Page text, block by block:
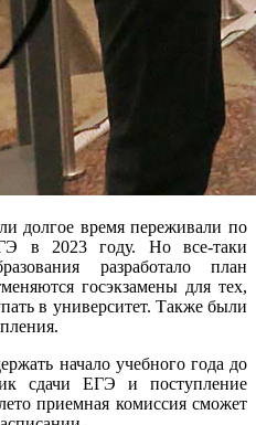
долгое время переживали по
в 2023 году. Но все-таки
разработало план
госэкзамены для тех,
в университет. Также были
начало учебного года до
сдачи ЕГЭ и поступление
приемная комиссия сможет